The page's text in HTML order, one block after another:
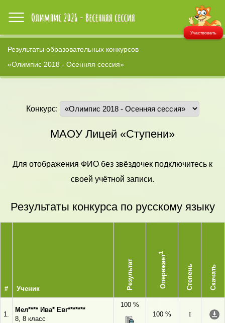
Участвовать
Результаты образовательных конкурсов
«Олимпис 2018 - Осенняя сессия»
Конкурс:
МАОУ Лицей «Ступени»
Для отображения ФИО без звёздочек подключитесь к
своей учётной записи.
Результаты конкурса по русскому языку
# Ученик Результат Опережает
1
Степень Скачать
1.
Мел**** Ива* Евг*******
8, 8 класс
100 %
100 %
I